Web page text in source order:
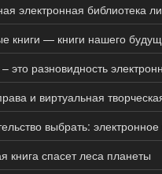
электронная библиотека
книги — книги нашего
это разновидность
и виртуальная
выбрать:
книга спасет леса планеты